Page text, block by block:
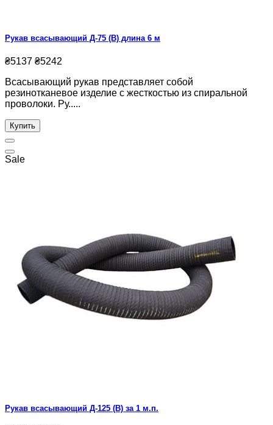
Рукав всасывающий Д-75 (В) длина 6 м
₴5137 ₴5242
Всасывающий рукав представляет собой
резинотканевое изделие с жесткостью из спиральной
проволоки. Ру.....
Купить
Sale
Рукав всасывающий Д-125 (В) за 1 м.п.